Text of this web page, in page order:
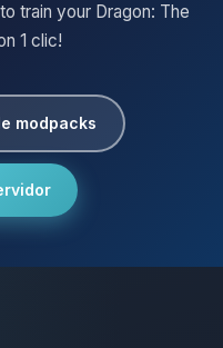
train your Dragon: The
1 clic!
modpacks